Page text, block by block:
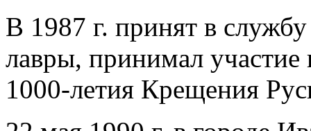
В 1987 г. принят в
лавры, принимал участие
1000-летия Крещения